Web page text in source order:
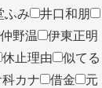
ふみ
井口和朋
仲野温
伊東正明
休止理由
似てる
カナ 借金
元